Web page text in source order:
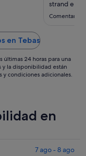
strand eller
lyseblå
Comentario
en Tebas
últimas 24 horas para una
y la disponibilidad están
y condiciones adicionales.
en
7 ago - 8 ago